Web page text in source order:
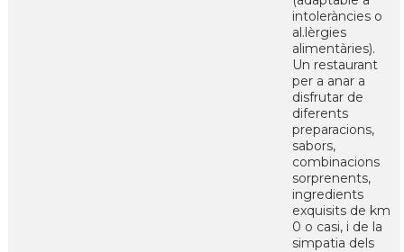
intoleràncies o
al.lèrgies
alimentàries).
Un restaurant
per a anar a
disfrutar de
diferents
preparacions,
sabors,
combinacions
sorprenents,
ingredients
exquisits de km
0 o casi, i de la
simpatia dels